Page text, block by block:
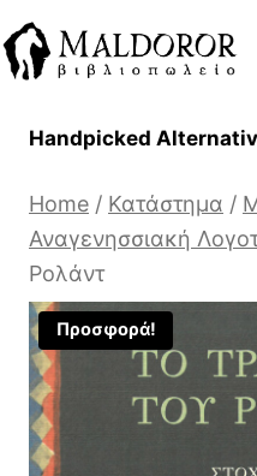
to
content
Handpicked
Home / Κατάστημα /
Αναγενησσιακή
Ρολάντ
Προσφορά!